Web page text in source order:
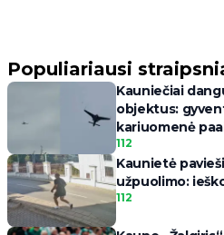
Populiariausi
Kauniečiai
objektus:
kariuomenė
112
Kaunietė
užpuolimo:
112